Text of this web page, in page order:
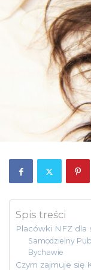
Spis treści
Placówki NFZ dla
Samodzielny
Bychawie
Czym zajmuje się